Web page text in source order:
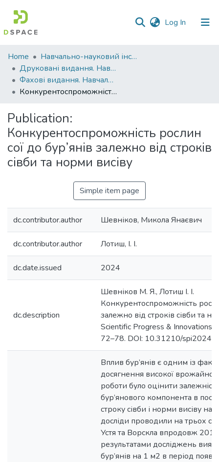
Log In (current)
Communities
&
Collections
All of DSpace
Statistics
Home
Навчально-науковий інститут агротехнологій, селекції та екології
Друковані видання. Навчально-науковий інститут агротехнологій, селекції та екології
Фахові видання. Навчально-науковий інститут агротехнологій, селекції та екології
Конкурентоспроможність рослин сої до бур’янів залежно від строків сівби та норми висіву
Publication:
Конкурентоспроможність рослин
сої до бур’янів залежно від строків
сівби та норми висіву
Simple item page
dc.contributor.author Шевніков, Микола Янаєвич
dc.contributor.author Лотиш, І. І.
dc.date.issued 2024
dc.description
Шевніков М. Я., Лотиш І. І.
Конкурентоспроможність
залежно від строків сівби та
Scientific Progress &
72–78. DOI: 10.31210/
Вплив бур’янів є одним із
досягнення високої
роботи було оцінити
бур’янового компонента в
строку сівби і норми висіву
досліди проводили на трьох
Устя та Ворскла впродовж
результатами досліджень
бур’янів на 1 м2 в період